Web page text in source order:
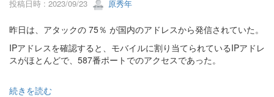
投稿日時 : 2023/09/23 原秀年
昨日は、アタックの 75％ が国内のアドレスから発信されていた。
IPアドレスを確認すると、モバイルに割り当てられているIPアドレ
スがほとんどで、587番ポートでのアクセスであった。
続きを読む